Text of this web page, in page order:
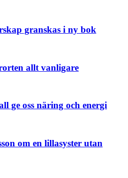
granskas i ny bok
allt vanligare
ge oss näring och energi
om en lillasyster utan